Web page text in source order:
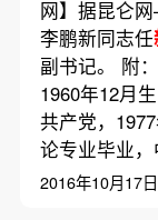
网】据昆仑
李鹏新同志任
副书记。 附
1960年12月
共产党，
论专业毕业
2016年10月17日